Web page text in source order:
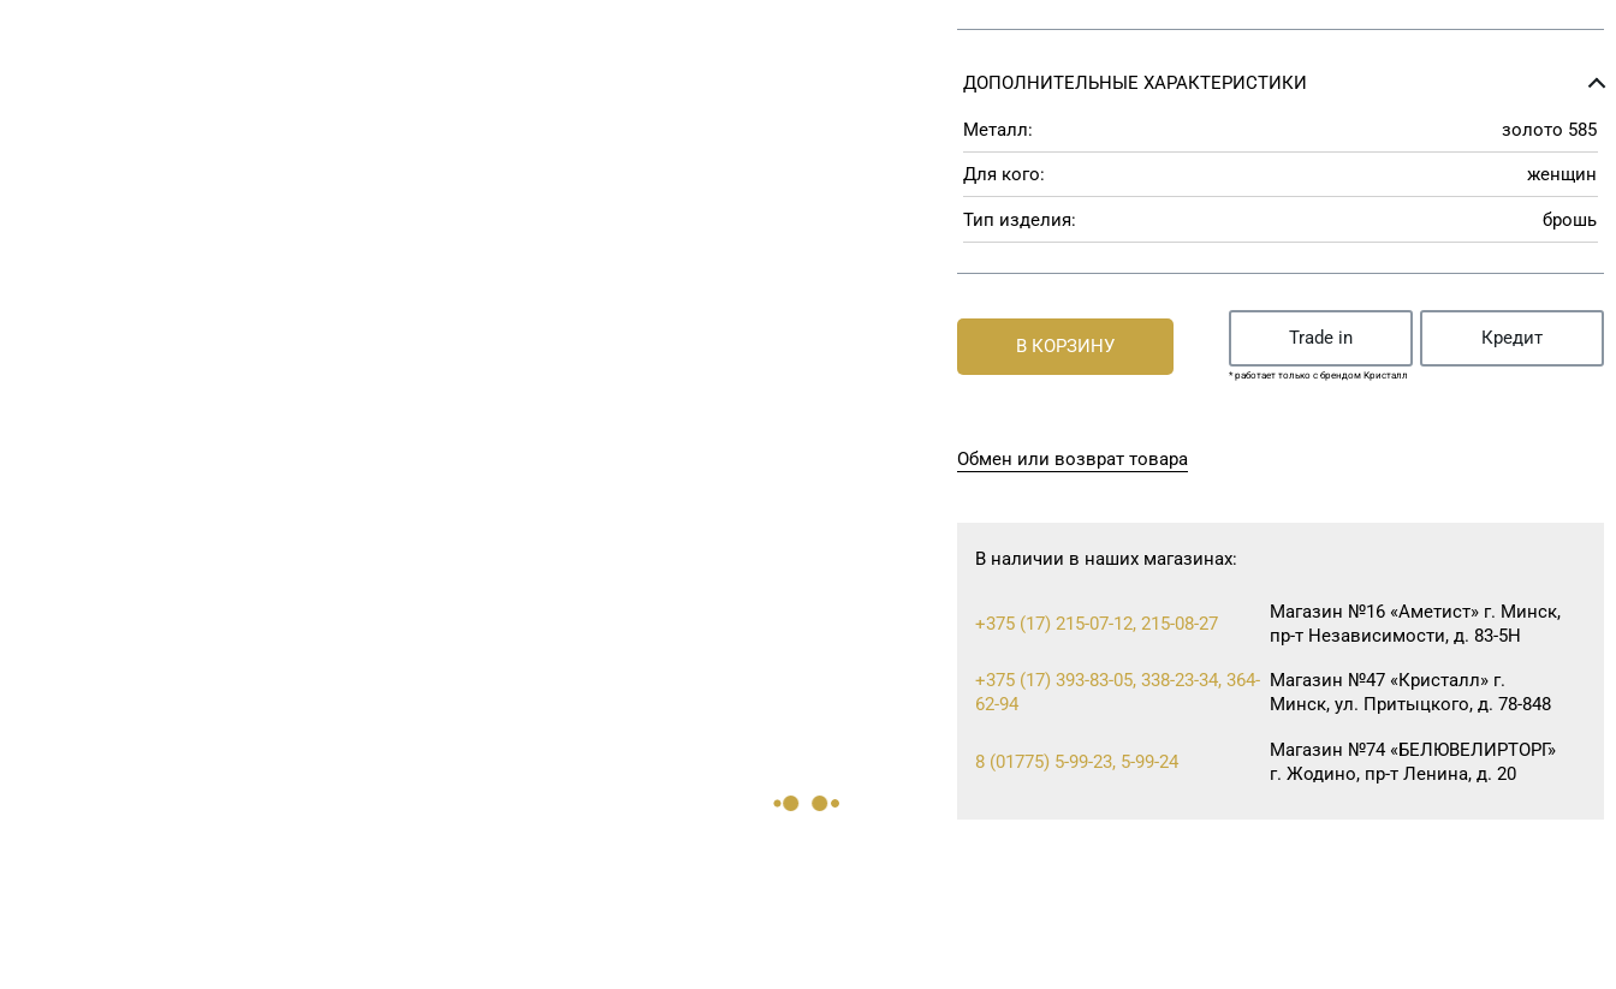
ДОПОЛНИТЕЛЬНЫЕ ХАРАКТЕРИСТИКИ
Металл: золото 585
Для кого: женщин
Тип изделия: брошь
В КОРЗИНУ Trade in Кредит
* работает только с брендом Кристалл
Обмен или возврат товара
В наличии в наших магазинах:
+375 (17) 215-07-12, 215-08-27
Магазин №16 «Аметист» г. Минск,
пр-т Независимости, д. 83-5Н
+375 (17) 393-83-05, 338-23-34, 364-
62-94
Магазин №47 «Кристалл» г.
Минск, ул. Притыцкого, д. 78-848
8 (01775) 5-99-23, 5-99-24
Магазин №74 «БЕЛЮВЕЛИРТОРГ»
г. Жодино, пр-т Ленина, д. 20